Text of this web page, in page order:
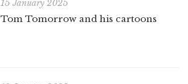
15 January 2025
Tom Tomorrow and his cartoons